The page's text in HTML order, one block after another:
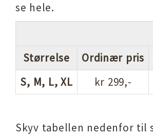
se hele.
Størrelse Ordinær pris
S, M, L, XL
kr 299,-
Skyv tabellen nedenfor til